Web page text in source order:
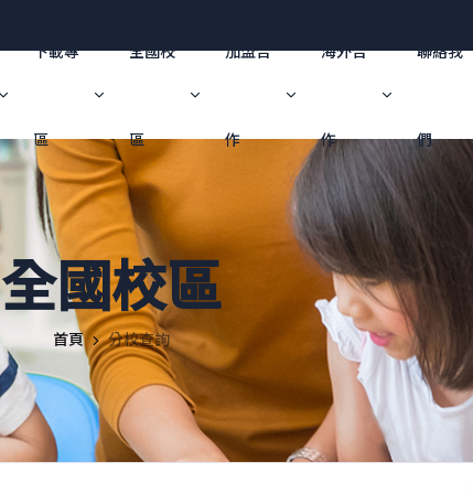
下載專
區
全國校
區
加盟合
作
海外合
作
聯絡我
們
全國校區
首頁 分校查詢